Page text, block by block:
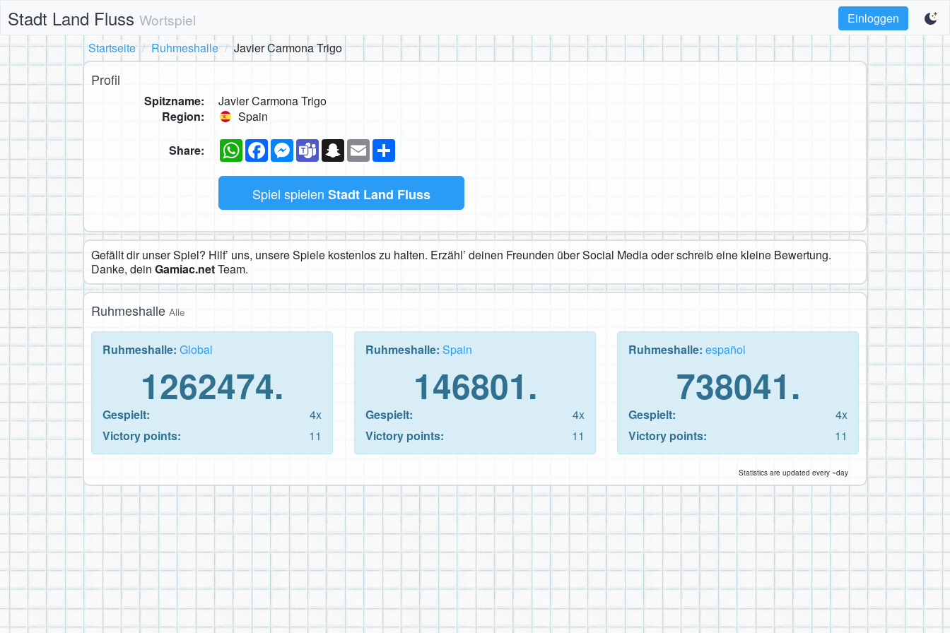
Stadt Land Fluss Wortspiel
Einloggen
Startseite
Ruhmeshalle Javier Carmona Trigo
Profil
Spitzname:
Javier Carmona Trigo
Region:
Spain
Share: WhatsAppFacebookMessenger
TeamsSnapchat
Email
Spiel spielen Stadt Land Fluss
Gefällt dir unser Spiel? Hilf’ uns, unsere Spiele kostenlos zu halten. Erzähl’ deinen Freunden über Social Media oder schreib eine kleine Bewertung.
Danke, dein Gamiac.netTeam.
Ruhmeshalle Alle
Ruhmeshalle: Global
1262474.
Gespielt:
4x
Victory points:
11
Ruhmeshalle: Spain
146801.
Gespielt:
4x
Victory points:
11
Ruhmeshalle: español
738041.
Gespielt:
4x
Victory points:
11
Statistics are updated every ~day